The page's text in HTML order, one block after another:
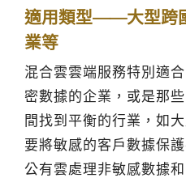
適用類型——大型跨
業等
混合雲雲端服務特別適
密數據的企業，或是那
間找到平衡的行業，如
要將敏感的客戶數據保
公有雲處理非敏感數據